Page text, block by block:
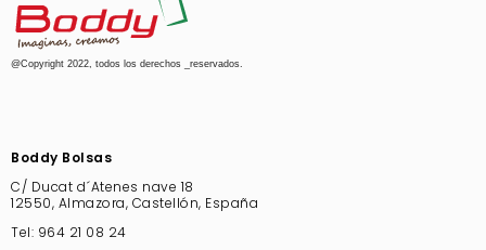
@Copyright 2022, todos los derechos _reservados.
Boddy Bolsas
C/ Ducat d´Atenes nave 18
12550, Almazora, Castellón, España
Tel: 964 21 08 24